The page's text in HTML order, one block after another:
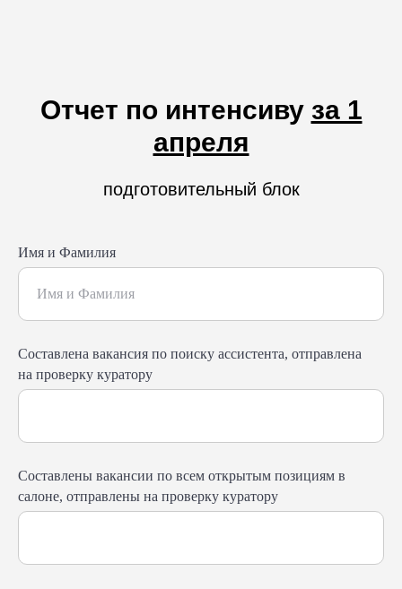
Отчет по интенсиву за 1
апреля
подготовительный блок
Имя и Фамилия
Составлена вакансия по поиску ассистента, отправлена
на проверку куратору
Составлены вакансии по всем открытым позициям в
салоне, отправлены на проверку куратору